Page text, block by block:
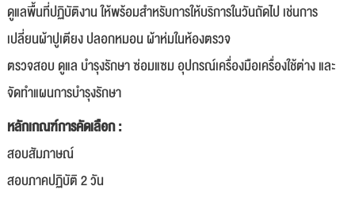
ดูแลพื้นที่ปฏิบัติงาน ให้พร้อมสำหรับการให้บริการในวันถัดไป เช่นการ
เปลี่ยนผ้าปูเตียง ปลอกหมอน ผ้าห่มในห้องตรวจ
ตรวจสอบ ดูแล บำรุงรักษา ซ่อมแซม อุปกรณ์เครื่องมือเครื่องใช้ต่าง และ
จัดทำแผนการบำรุงรักษา
หลักเกณฑ์การคัดเลือก :
สอบสัมภาษณ์
สอบภาคปฏิบัติ 2 วัน